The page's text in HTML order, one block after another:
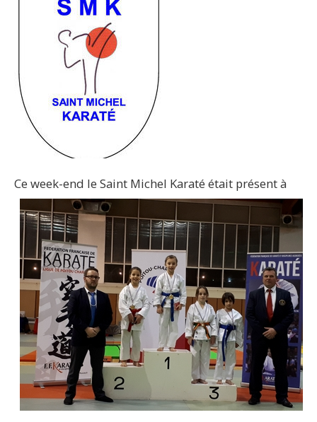
Ce week-end le Saint Michel Karaté était présent à